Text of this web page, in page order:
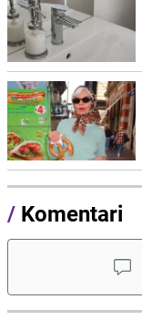
/ Komentari